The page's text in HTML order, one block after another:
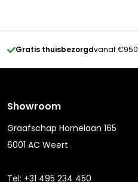
Gratis thuisbezorgdvanaf €950
Showroom
Graafschap Hornelaan 165
6001 AC Weert
Tel: +31 495 234 450